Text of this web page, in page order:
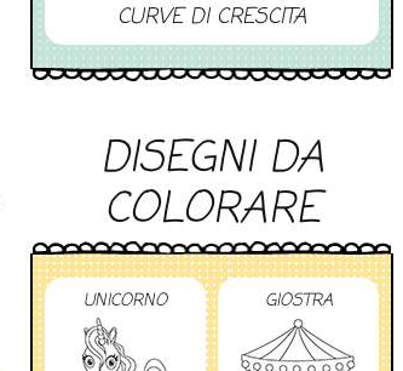
CURVE DI CRESCITA
DISEGNI DA
COLORARE
UNICORNO GIOSTRA